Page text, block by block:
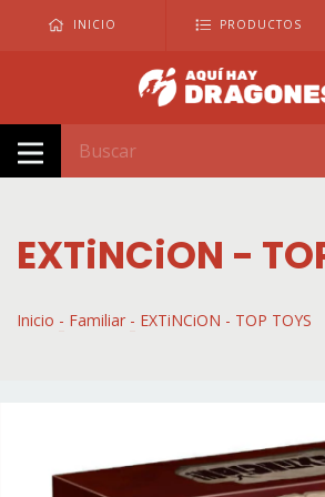
INICIO PRODUCTOS
EXTiNCiON -
Inicio - Familiar - EXTiNCiON - TOP TOYS